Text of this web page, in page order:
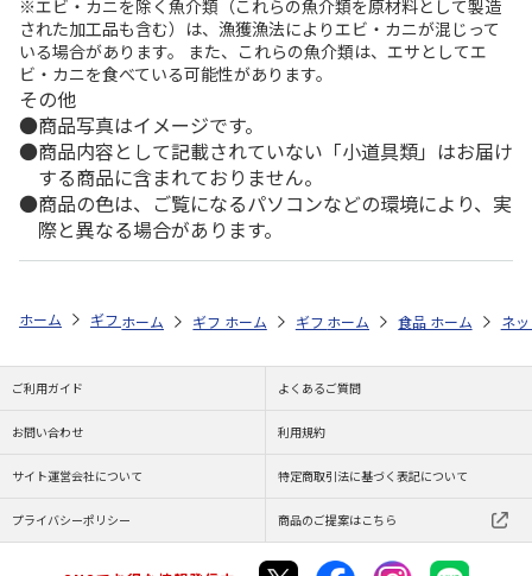
※エビ・カニを除く魚介類（これらの魚介類を原材料として製造
された加工品も含む）は、漁獲漁法によりエビ・カニが混じって
いる場合があります。 また、これらの魚介類は、エサとしてエ
ビ・カニを食べている可能性があります。
その他
商品写真はイメージです。
商品内容として記載されていない「小道具類」はお届け
する商品に含まれておりません。
商品の色は、ご覧になるパソコンなどの環境により、実
際と異なる場合があります。
ホーム ギフトストア 敬老の日ギフト・プレゼント特集 2026 フルー
ホーム ギフトストア 敬老の日ギフト・プレゼント特集
ホーム ギフトストア 敬老の日ギフト・
ホーム 食品・グルメストア
ホーム ネ
ご利用ガイド よくあるご質問
お問い合わせ 利用規約
サイト運営会社について 特定商取引法に基づく表記について
プライバシーポリシー 商品のご提案はこちら